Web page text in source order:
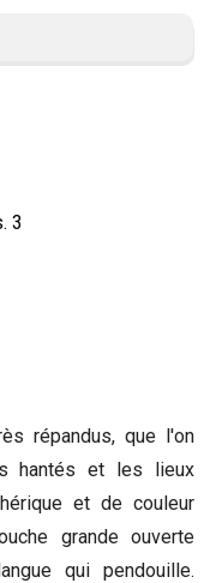
3
répandus, que l'on
hantés et les lieux
et de couleur
grande ouverte
qui pendouille.